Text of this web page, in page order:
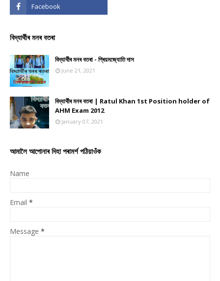
বিদ্যাৰ্থীৰ মনৰ বতৰা
বিদ্যাৰ্থীৰ মনৰ বতৰা - প্ৰিয়মজ্যোতি দাস
June 21, 2021
বিদ্যাৰ্থীৰ মনৰ বতৰা | Ratul Khan 1st Position holder of
AHM Exam 2012
January 07, 2021
আমালৈ আপোনাৰ দিহা পৰামৰ্শ পঠিয়াওঁক
Name
Email *
Message *